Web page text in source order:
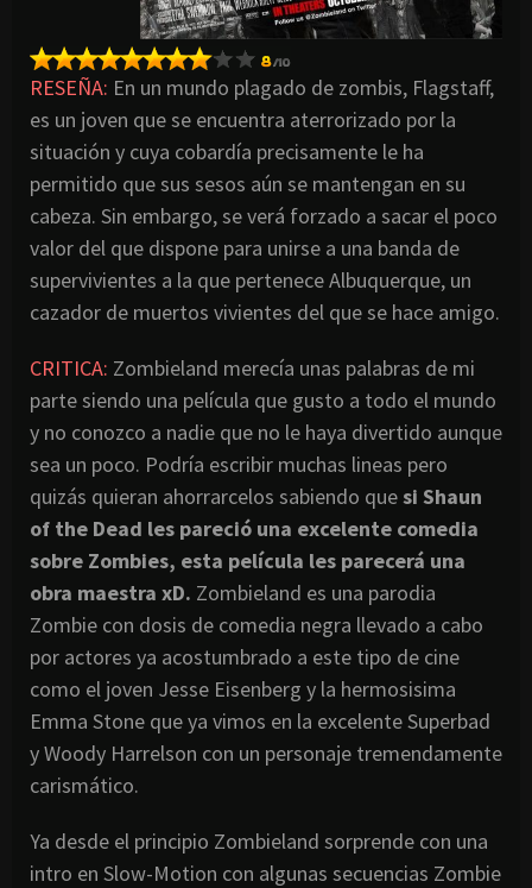
RESEÑA: En un mundo plagado de zombis, Flagstaff,
es un joven que se encuentra aterrorizado por la
situación y cuya cobardía precisamente le ha
permitido que sus sesos aún se mantengan en su
cabeza. Sin embargo, se verá forzado a sacar el poco
valor del que dispone para unirse a una banda de
supervivientes a la que pertenece Albuquerque, un
cazador de muertos vivientes del que se hace amigo.
CRITICA: Zombieland merecía unas palabras de mi
parte siendo una película que gusto a todo el mundo
y no conozco a nadie que no le haya divertido aunque
sea un poco. Podría escribir muchas lineas pero
quizás quieran ahorrarcelos sabiendo quesi Shaun
of the Dead les pareció una excelente comedia
sobre Zombies, esta película les parecerá una
obra maestra xD. Zombieland es una parodia
Zombie con dosis de comedia negra llevado a cabo
por actores ya acostumbrado a este tipo de cine
como el joven Jesse Eisenberg y la hermosisima
Emma Stone que ya vimos en la excelente Superbad
y Woody Harrelson con un personaje tremendamente
carismático.
Ya desde el principio Zombieland sorprende con una
intro en Slow-Motion con algunas secuencias Zombie